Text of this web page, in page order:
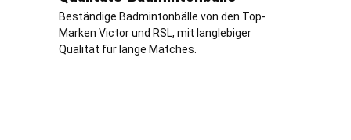
Beständige Badmintonbälle von den Top-
Marken Victor und RSL, mit langlebiger
Qualität für lange Matches.